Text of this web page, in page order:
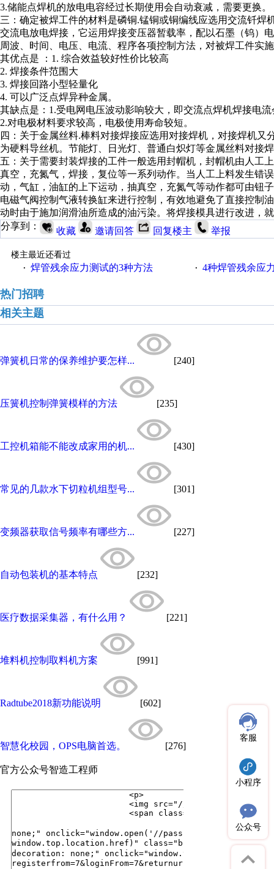
3.储能点焊机的放电电容经过长期使用会自动衰减，需要更换。
三：确定被焊工件的材料是磷铜.锰铜或铜编线应选用交流钎
交流电放电焊接，它运用焊接变压器暂载率，配以石墨（钨）
周波、时间、电压、电流、程序各项控制方法，对被焊工件实
其优点是 ：1. 综合效益较好性价比较高
2. 焊接条件范围大
3. 焊接回路小型轻量化
4. 可以广泛点焊异种金属。
其缺点是：1.受电网电压波动影响较大，即交流点焊机焊接电
2.对电极材料要求较高，电极使用寿命较短。
四：关于金属丝料.棒料对接焊接应选用对接焊机，对接焊机
为硬料导丝机。节能灯、日光灯、普通白炽灯等金属丝料对接
五：关于需要封装焊接的工件一般选用封帽机，封帽机由人工
真空，充氮气，焊接，复位等一系列动作。当人工上料发生错
动，气缸，油缸的上下运动，抽真空，充氮气等动作都可由钮
电磁气阀控制气液转换缸来进行控制，有效地避免了直接控制
动时由于施加润滑油所造成的油污染。将焊接模具进行改进，
分享到：
收藏 邀请回答 回复楼主 举报
楼主最近还看过
· 焊管残余应力测试的3种方法 · 4种焊管残余应
热门招聘
相关主题
弹簧机日常的保养维护要怎样... [240]
压簧机控制弹簧模样的方法 [235]
工控机箱能不能改成家用的机... [430]
常见的几款水下切粒机组型号... [301]
变频器获取信号频率有哪些方... [227]
自动包装机的基本特点 [232]
医疗数据采集器，有什么用？ [221]
堆料机控制取料机方案 [991]
Radtube2018新功能说明 [602]
智慧化校园，OPS电脑首选。 [276]
官方公众号智造工程师
客服
小程序
公众号